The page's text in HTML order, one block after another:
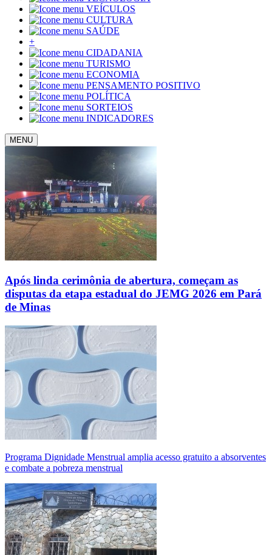
VEÍCULOS
CULTURA
SAÚDE
+
CIDADANIA
TURISMO
ECONOMIA
PENSAMENTO POSITIVO
POLÍTICA
SORTEIOS
INDICADORES
MENU
Após linda cerimônia de abertura, começam as
disputas da etapa estadual do JEMG 2026 em Pará
de Minas
Programa Dignidade Menstrual amplia acesso gratuito a absorventes
e combate a pobreza menstrual